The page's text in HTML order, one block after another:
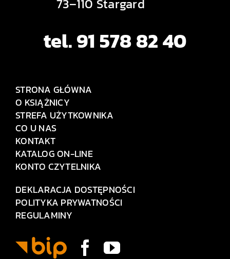
73–110 Stargard
tel. 91 578 82 40
STRONA GŁÓWNA
O KSIĄŻNICY
STREFA UŻYTKOWNIKA
CO U NAS
KONTAKT
KATALOG ON-LINE
KONTO CZYTELNIKA
DEKLARACJA DOSTĘPNOŚCI
POLITYKA PRYWATNOŚCI
REGULAMINY